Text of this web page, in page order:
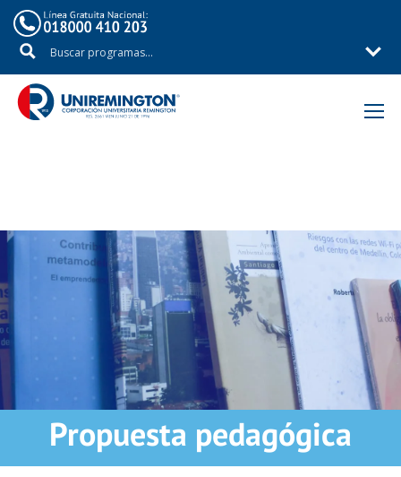
Inicio
Fondo Editorial Remington – FER
Libros producto de investigación
Propuesta pedagógica